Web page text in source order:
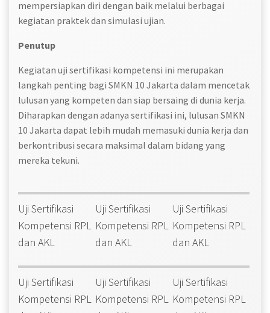
mempersiapkan diri dengan baik melalui berbagai
kegiatan praktek dan simulasi ujian.
Penutup
Kegiatan uji sertifikasi kompetensi ini merupakan
langkah penting bagi SMKN 10 Jakarta dalam mencetak
lulusan yang kompeten dan siap bersaing di dunia kerja.
Diharapkan dengan adanya sertifikasi ini, lulusan SMKN
10 Jakarta dapat lebih mudah memasuki dunia kerja dan
berkontribusi secara maksimal dalam bidang yang
mereka tekuni.
Uji Sertifikasi
Kompetensi RPL
dan AKL
Uji Sertifikasi
Kompetensi RPL
dan AKL
Uji Sertifikasi
Kompetensi RPL
dan AKL
Uji Sertifikasi
Kompetensi RPL
Uji Sertifikasi
Kompetensi RPL
Uji Sertifikasi
Kompetensi RPL